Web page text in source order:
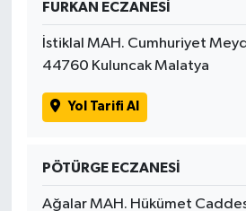
FURKAN ECZANESİ
İstiklal MAH. Cumhuriyet
44760 Kuluncak Malatya
Yol Tarifi Al
PÖTÜRGE ECZANESİ
Ağalar MAH. Hükümet